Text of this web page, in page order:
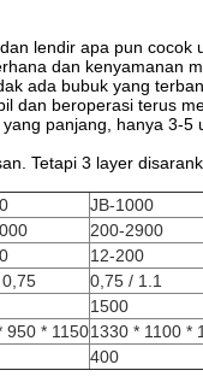
lendir apa pun cocok
dan kenyamanan
ada bubuk yang
dan beroperasi terus
panjang, hanya 3-5
Tetapi 3 layer
JB-1000
200-2900
12-200
0,75 / 1.1
1500
950 * 11501330 * 1100 *
400